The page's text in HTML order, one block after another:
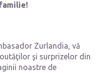
Zurlandia, vă
şi surprizelor din
noastre de